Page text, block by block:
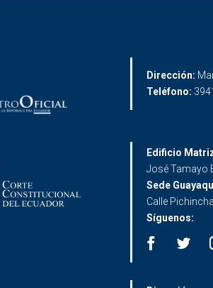
Dirección:
Teléfono:
Edificio
José Tamayo
Sede
Calle
Síguenos: